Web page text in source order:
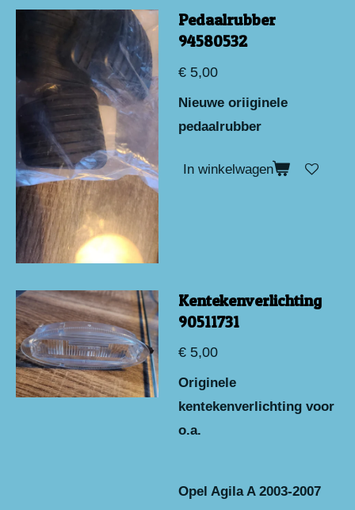
Pedaalrubber
94580532
€ 5,00
Nieuwe oriiginele
pedaalrubber
In winkelwagen
Kentekenverlichting
90511731
€ 5,00
Originele
kentekenverlichting voor
o.a.
Opel Agila A 2003-2007